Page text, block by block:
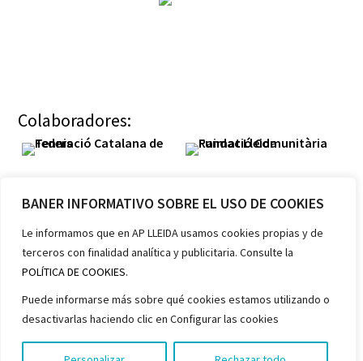
BANER INFORMATIVO SOBRE EL USO DE COOKIES
Le informamos que en AP LLEIDA usamos cookies propias y de
terceros con finalidad analítica y publicitaria. Consulte la
POLÍTICA DE COOKIES.
Puede informarse más sobre qué cookies estamos utilizando o
desactivarlas haciendo clic en Configurar las cookies
Miembros:
Colaboradores: